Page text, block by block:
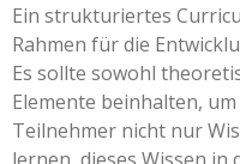
Ein strukturiertes
Rahmen für die
Es sollte sowohl
Elemente beinhalten,
Teilnehmer nicht nur